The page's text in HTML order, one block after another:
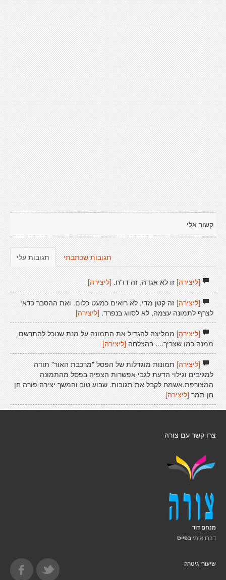
קשור אלי
תגובות עלי תגובות שכתבתי
[ליצירה]זו לא אגדה, זה דו"ח. [ליצירה]
[ליצירה]זה קטן מדי, לא רואים כמעט כלום. ואת ההסבר כדאי
לצרף לתמונה עצמה, לא לסווג בנפרד. [ליצירה]
[ליצירה]ממליצה להגדיל את התמונה על מנת שנוכל להתרשם
ממנה כמו שצריך.... בהצלחה[ליצירה]
[ליצירה]תמונות מוגדלות של הפסל "מרכבת האור" תודה
למגיבים וגילוי הדעת לגבי אפשרות הצפיה בפסל מהתמונה
המצורפת.אשמח לקבל את תגובות. שבוע טוב והמשך יצירה פורה חן
חן תמר [ליצירה]
צרו קשר עם צורה
מנחם דוד
דברו איתי בפייס
שיעורי גיטרה